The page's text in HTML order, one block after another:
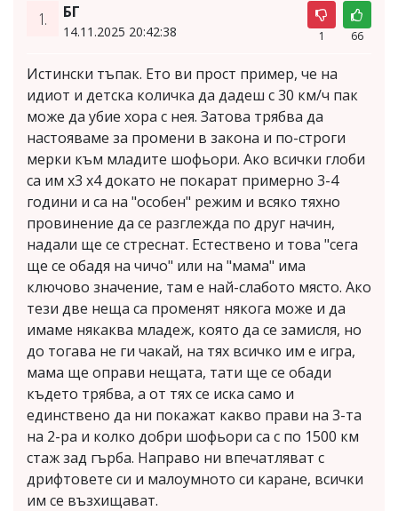
1. БГ
14.11.2025 20:42:38 1 66
Истински тъпак. Ето ви прост пример, че на
идиот и детска количка да дадеш с 30 км/ч пак
може да убие хора с нея. Затова трябва да
настояваме за промени в закона и по-строги
мерки към младите шофьори. Ако всички глоби
са им х3 х4 докато не покарат примерно 3-4
години и са на "особен" режим и всяко тяхно
провинение да се разглежда по друг начин,
надали ще се стреснат. Естествено и това "сега
ще се обадя на чичо" или на "мама" има
ключово значение, там е най-слабото място. Ако
тези две неща са променят някога може и да
имаме някаква младеж, която да се замисля, но
до тогава не ги чакай, на тях всичко им е игра,
мама ще оправи нещата, тати ще се обади
където трябва, а от тях се иска само и
единствено да ни покажат какво прави на 3-та
на 2-ра и колко добри шофьори са с по 1500 км
стаж зад гърба. Направо ни впечатляват с
дрифтовете си и малоумното си каране, всички
им се възхищават.